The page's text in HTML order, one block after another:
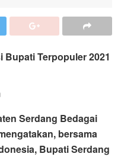
Bupati Terpopuler 2021
Serdang Bedagai
bersama
Bupati Serdang